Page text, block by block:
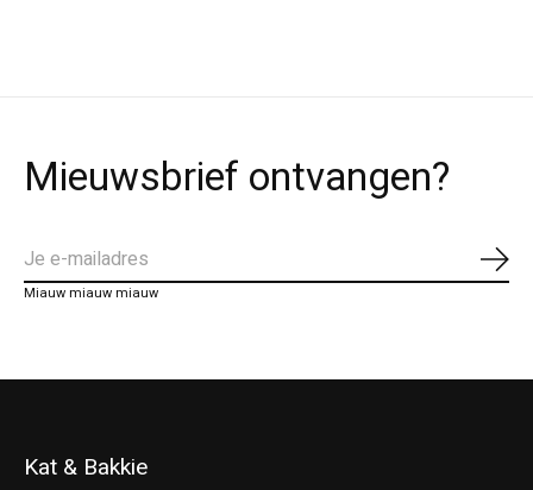
Mieuwsbrief ontvangen?
Miauw miauw miauw
Kat & Bakkie